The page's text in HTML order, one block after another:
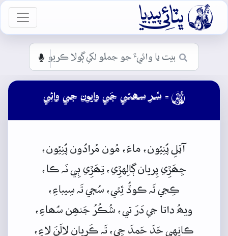

 - سُر سھڻي جَي وايون جي وائِي
آيَلِ پُنِيُون، ماءَ، مُون مُرادُون پُنِيُون،
جِھَڙِي پِريان ڳالِهڙِي، تِھَڙِي ٻِي نَہ ڪا،
ڪِجي تَہ ڪوڏُ ٿِئي، سُڄي تَہسِيباءِ،
ويھُ داتا جي دَرَ تي، شُڪُرُ جَنھِن سُھاءِ،
ڪانِهي حَدَ حَمدَ جِي، تَہ ڪَرِيان لالَنَ لاءِ،